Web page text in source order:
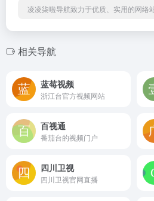
凌凌柒啦导航致力于优质、实用的网络
相关导航
蓝莓视频
浙江台官方视频网站
百视通
番茄台的视频门户
四川卫视
四川卫视官网直播